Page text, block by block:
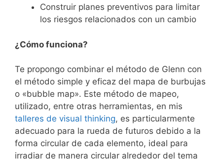
Construir planes preventivos para limitar
los riesgos relacionados con un cambio
¿Cómo funciona?
Te propongo combinar el método de Glenn con
el método simple y eficaz del mapa de burbujas
o «bubble map». Este método de mapeo,
utilizado, entre otras herramientas, en mis
talleres de visual thinking, es particularmente
adecuado para la rueda de futuros debido a la
forma circular de cada elemento, ideal para
irradiar de manera circular alrededor del tema